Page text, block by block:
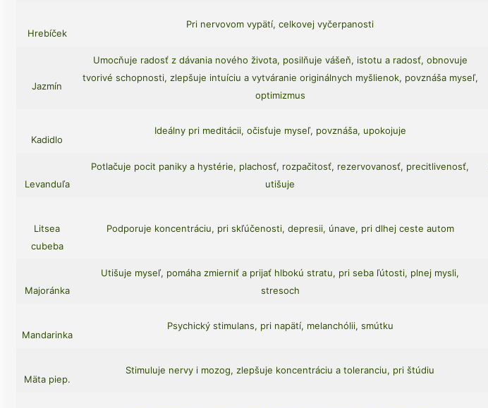
Hrebíček
Pri nervovom vypätí, celkovej vyčerpanosti
Jazmín
Umocňuje radosť z dávania nového života, posilňuje vášeň, istotu a radosť, obnovuje
tvorivé schopnosti, zlepšuje intuíciu a vytváranie originálnych myšlienok, povznáša myseľ,
optimizmus
Kadidlo
Ideálny pri meditácii, očisťuje myseľ, povznáša, upokojuje
Levanduľa
Potlačuje pocit paniky a hystérie, plachosť, rozpačitosť, rezervovanosť, precitlivenosť,
utišuje
Litsea
cubeba
Podporuje koncentráciu, pri skľúčenosti, depresii, únave, pri dlhej ceste autom
Majoránka
Utišuje myseľ, pomáha zmierniť a prijať hlbokú stratu, pri seba ľútosti, plnej mysli,
stresoch
Mandarinka
Psychický stimulans, pri napätí, melanchólii, smútku
Mäta piep.
Stimuluje nervy i mozog, zlepšuje koncentráciu a toleranciu, pri štúdiu